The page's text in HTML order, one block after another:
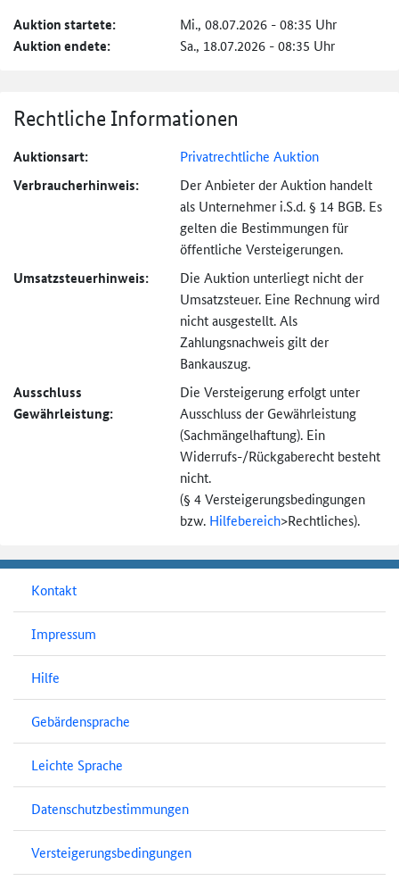
Auktion startete: Mi., 08.07.2026 - 08:35 Uhr
Auktion endete: Sa., 18.07.2026 - 08:35 Uhr
Rechtliche Informationen
Auktionsart: Privatrechtliche Auktion
Verbraucher­hinweis:
Der Anbieter der Auktion handelt
als Unternehmer i.S.d. § 14 BGB. Es
gelten die Bestimmungen für
öffentliche Versteigerungen.
Umsatzsteuer­hinweis:
Die Auktion unterliegt nicht der
Umsatzsteuer. Eine Rechnung wird
nicht ausgestellt. Als
Zahlungsnachweis gilt der
Bankauszug.
Ausschluss
Gewährleistung:
Die Versteigerung erfolgt unter
Ausschluss der Gewährleistung
(Sachmängel­haftung). Ein
Widerrufs-/Rückgaberecht besteht
nicht.
(§ 4 Versteigerungs­bedingungen
bzw. Hilfebereich>Rechtliches).
Kontakt
Impressum
Hilfe
Gebärdensprache
Leichte Sprache
Datenschutzbestimmungen
Versteigerungsbedingungen